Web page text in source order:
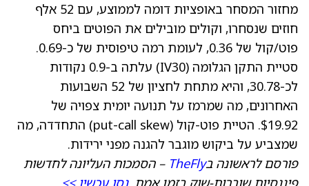
מחזור המסחר באופציות דומה לממוצע, עם 52 אלף
חוזים שנסחרו, וקולים מובילים את הפוטים ביחס
פוט/קול של 0.36, לעומת רמה טיפוסית של כ-0.69.
סטיית התקן הגלומה (IV30) עלתה ב-0.9 נקודות
לכ-30.78, והיא מתחת לחציון של 52 השבועות
האחרונים, מה שמרמז על תנועה יומית צפויה של
$19.92. הטיית פוט-קול (put-call skew) התחדדה, מה
שמצביע על ביקוש מוגבר להגנה מפני ירידות.
פורסם לראשונה בTheFly – הסמכות העליונה לחדשות